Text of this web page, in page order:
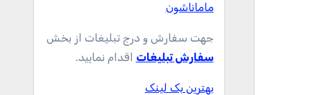
ماماناشون
جهت سفارش و درج تبلیغات از بخش
سفارش تبلیغات اقدام نمایید.
بهترین بک لینک